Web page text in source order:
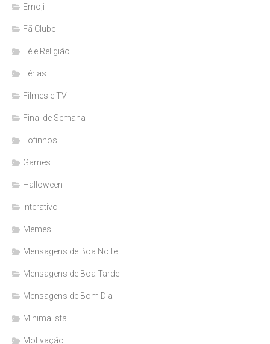
Emoji
Fã Clube
Fé e Religião
Férias
Filmes e TV
Final de Semana
Fofinhos
Games
Halloween
Interativo
Memes
Mensagens de Boa Noite
Mensagens de Boa Tarde
Mensagens de Bom Dia
Minimalista
Motivação